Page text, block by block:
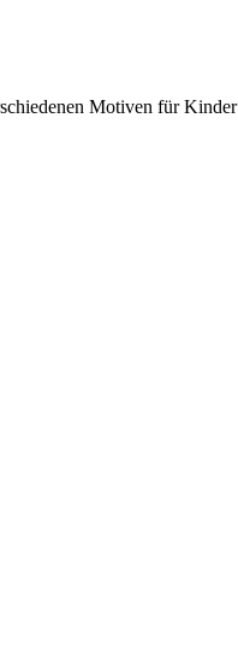
Motiven für